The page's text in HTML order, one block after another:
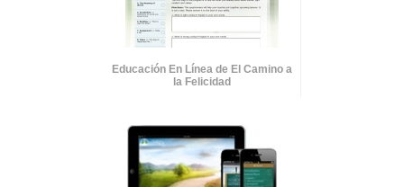
Educación En Línea de El Camino a
la Felicidad